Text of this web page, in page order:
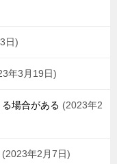
日
年3月19日
場合がある
2023年2
2023年2月7日